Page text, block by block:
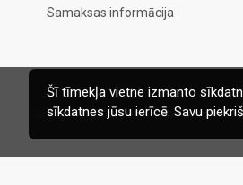
Samaksas informācija
Copyright © 2020, Ecomaja.lv. Visas
Šī tīmekļa vietne izmanto
sīkdatnes jūsu ierīcē. Savu